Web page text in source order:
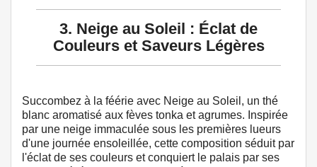
3. Neige au Soleil : Éclat de
Couleurs et Saveurs Légères
Succombez à la féérie avec Neige au Soleil, un thé
blanc aromatisé aux fèves tonka et agrumes. Inspirée
par une neige immaculée sous les premières lueurs
d'une journée ensoleillée, cette composition séduit par
l'éclat de ses couleurs et conquiert le palais par ses